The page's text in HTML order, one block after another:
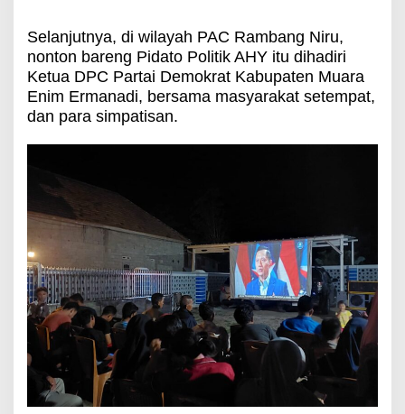
Selanjutnya, di wilayah PAC Rambang Niru,
nonton bareng Pidato Politik AHY itu dihadiri
Ketua DPC Partai Demokrat Kabupaten Muara
Enim Ermanadi, bersama masyarakat setempat,
dan para simpatisan.